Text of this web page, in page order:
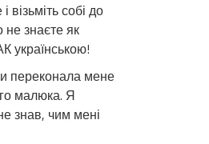
візьміть собі до
не знаєте як
українською!
переконала мене
малюка. Я
знав, чим мені